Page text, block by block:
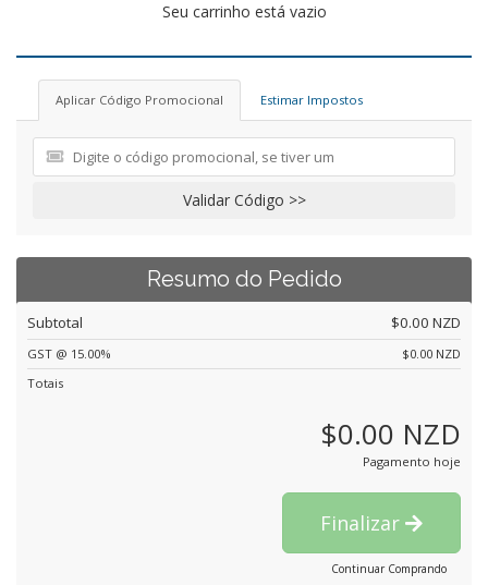
Seu carrinho está vazio
Aplicar Código Promocional Estimar Impostos
Validar Código >>
Resumo do Pedido
Subtotal $0.00 NZD
GST @ 15.00%
$0.00 NZD
Totais
$0.00 NZD
Pagamento hoje
Finalizar
Continuar Comprando